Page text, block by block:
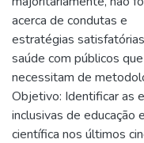
acerca de condutas e
estratégias
saúde com públicos que
necessitam de
Objetivo: Identificar as
inclusivas de educação
científica nos últimos